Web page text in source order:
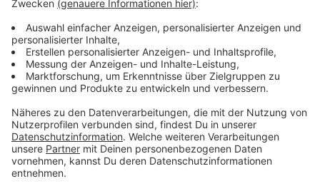
zwar die Apps starten, das Internet aber nicht weiß,
wo es Facebook und Co. suchen soll.
Durch den Komplettausfall hat das Unternehmen
mehrere Milliarden Euro verloren.
Zum Ausfall gab es in anderen sozialen Netzwerken
großartige, lustige Netzreaktionen. Alle Infos hier: